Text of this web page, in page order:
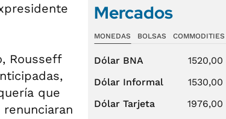
Rousseff
que
Mercados
MONEDAS BOLSAS COMMODITIES
Dólar BNA 1520,00
Dólar Informal
1530,00
Dólar Tarjeta
1976,00